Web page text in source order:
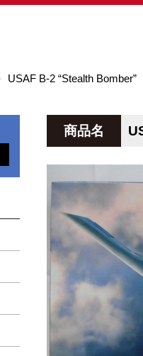
USAF B-2 “Stealth Bomber”
商品名